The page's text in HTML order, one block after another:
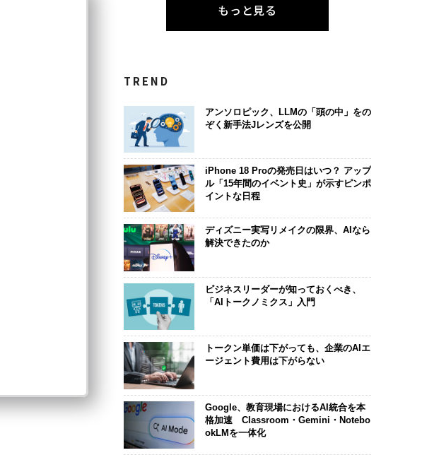
もっと見る
TREND
アンソロピック、LLMの「頭の中」をの
ぞく新手法Jレンズを公開
iPhone 18 Proの発売日はいつ？ アップ
ル「15年間のイベント史」が示すピンポ
イントな日程
ディズニー実写リメイクの限界、AIなら
解決できたのか
ビジネスリーダーが知っておくべき、
「AIトークノミクス」入門
トークン単価は下がっても、企業のAIエ
ージェント費用は下がらない
Google、教育現場におけるAI統合を本
格加速 Classroom・Gemini・Notebo
okLMを一体化